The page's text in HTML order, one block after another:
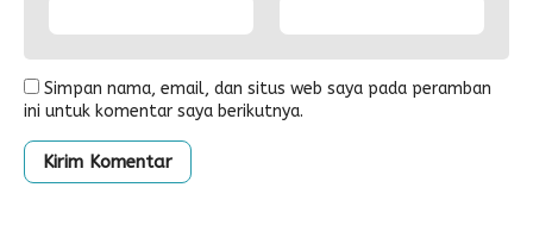
Simpan nama, email, dan situs web saya pada peramban
ini untuk komentar saya berikutnya.